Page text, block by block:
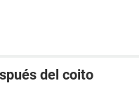
del coito